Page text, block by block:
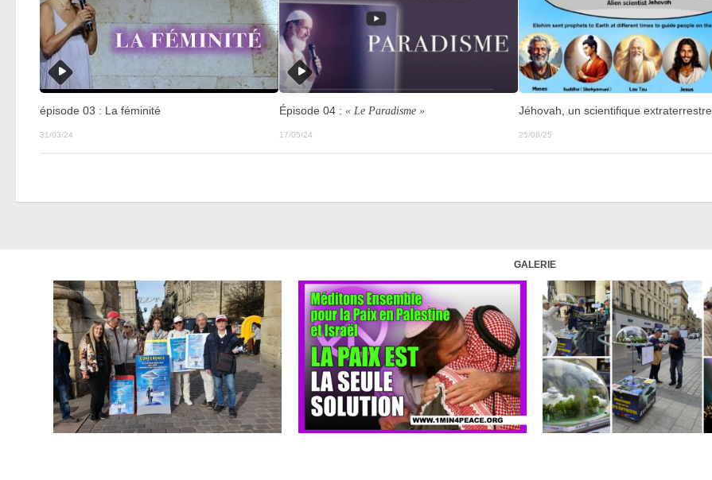
épisode 03 : La féminité
31/03/24
Épisode 04 :« Le Paradisme »
17/05/24
Jéhovah, un scientifique extraterrestre
25/08/25
GALERIE